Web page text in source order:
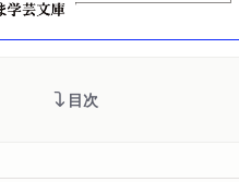
目次